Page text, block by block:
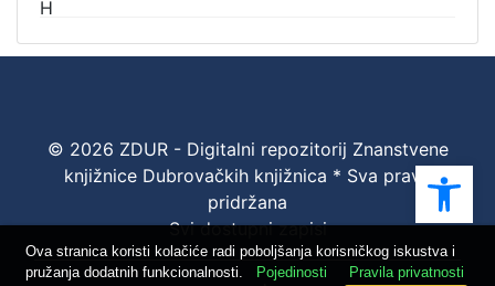
H
© 2026 ZDUR - Digitalni repozitorij Znanstvene
knjižnice Dubrovačkih knjižnica * Sva prava
pridržana
Svi dostupni zapisi
Ova stranica koristi kolačiće radi poboljšanja korisničkog iskustva i
pružanja dodatnih funkcionalnosti.
Pojedinosti Pravila privatnosti